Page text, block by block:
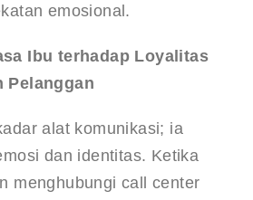
emosional.
Ibu terhadap Loyalitas
Pelanggan
alat komunikasi; ia
dan identitas. Ketika
menghubungi call center